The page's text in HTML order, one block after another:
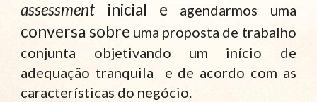
assessment inicial e agendarmos uma
conversa sobre uma proposta de trabalho
conjunta objetivando um início de
adequação tranquila e de acordo com as
características do negócio.